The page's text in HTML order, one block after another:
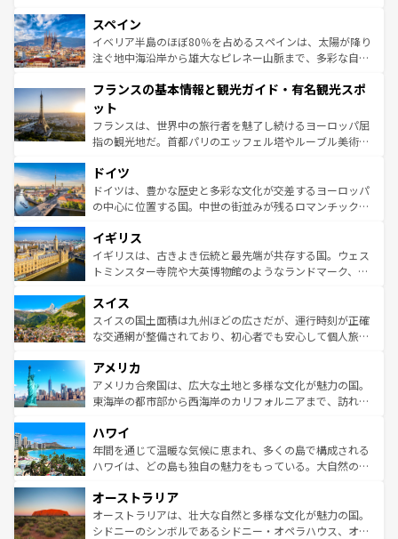
ろん、トスカーナの美しい田園風景やアマルフィ海岸の絶
景など、自然景観も見逃せない。観光の合間には、本場の
ピザやパスタなど、絶品のイタリア料理を堪能することも
ませてくれるイタリアで、忘れられない旅をしてみよう！
なお、新着のイタリア情報は
しい。
スペイン
イベリア半島のほぼ80％を占めるスペインは、太陽が降り
注ぐ地中海沿岸から雄大なピレネー山脈まで、多彩な自然
文化が根付くこの国では、情熱的なフラメンコ、熱気あふ
れる闘牛、そして美味しいタパスが生活の一部となってい
る。首都マドリードの洗練された雰囲気や、バルセロナの
アートに溢れた街角から、地方では古代ローマ遺跡や中世
せる。地方によって風土や気候が異なるスペインはその個
性で訪れる人を魅了する。 なお、新着のスペイン情報は コ
ンテンツ一覧を参照してほしい。
フランスの基本情報と観光ガイド・有名観光スポ
ット
フランスは、世界中の旅行者を魅了し続けるヨーロッパ屈
指の観光地だ。首都パリのエッフェル塔やルーブル美術館
で、幅広い魅力が詰まっている。華麗な宮殿、歴史的な大
聖堂、美しいビーチ、そして豊かな自然が、訪れる者を心
から魅了する。また、フランスは美食の国としても知ら
いる。シャンパンの発祥地であるランス、プロヴァンスの
香り高いラベンダー畑など、多彩な楽しみ方が可能だ。さ
らに、パリ以外の地域にも魅力が溢れており、どの街角に
れる地方に足を運ぶとそれぞれで全く異なる文化を体験で
きるだろう。 なお、新着のフランス情報はコンテンツ一覧
を参照してほしい。
ドイツ
ドイツは、豊かな歴史と多彩な文化が交差するヨーロッパ
の中心に位置する国。中世の街並みが残るロマンチック街
顔を持つこの国は、どこを歩いても飽きることがない。ベ
ルリンの文化的活気、バイエルン州のアルプスの絶景、そ
してライン川沿いのワイン畑といった風景は必見。ビール
は、お酒好きな人にはぜひ体験してほしい。 なお、新着の
ドイツ情報はコンテンツ一覧を参照してほしい。
イギリス
イギリスは、古きよき伝統と最先端が共存する国。ウェス
トミンスター寺院や大英博物館のようなランドマーク、歴
リアごとに異なる魅力がある。また、優雅なアフタヌーン
ティー、ビール好きにはたまらない英国パブ、サッカー観
戦など、本場だからこそできる体験も豊富。イギリスを旅
ンツ一覧を参照してほしい。
スイス
スイスの国土面積は九州ほどの広さだが、運行時刻が正確
な交通網が整備されており、初心者でも安心して個人旅行
の建物がそのまま残る町や、スイスならではのユニークな
博物館もあり、アルプス観光だけでなく町歩きも満喫する
ことができる。国民の所得が高いため物価も高いが、旅行
ば市内交通費無料で観光を楽しむこともできる。 なお、新
着のスイス情報はコンテンツ一覧 を参照してほしい。
アメリカ
アメリカ合衆国は、広大な土地と多様な文化が魅力の国。
東海岸の都市部から西海岸のカリフォルニアまで、訪れる
のような巨大都市は、観光、ショッピング、エンターテイ
ンメントが詰まった刺激的なスポットだ。一方、アメリカ
西部には大自然が広がり、グランドキャニオンやイエロー
部のニューオーリンズでは、音楽と美食が融合した独特の
文化が魅力。旅行者はアメリカの各地域で異なる魅力を楽
しみながら、その多様性と豊かな歴史を感じることができ
ハワイ
年間を通じて温暖な気候に恵まれ、多くの島で構成される
ハワイは、どの島も独自の魅力をもっている。大自然の神
ワイ島は見逃せない。また、定番の観光地といえばオアフ
島だが、静かな自然を求めるならマウイ島やカウアイ島が
おすすめ。エメラルドグリーンに輝く海をはじめ、豊かな
オーストラリア
オーストラリアは、壮大な自然と多様な文化が魅力の国。
シドニーのシンボルであるシドニー・オペラハウス、オー